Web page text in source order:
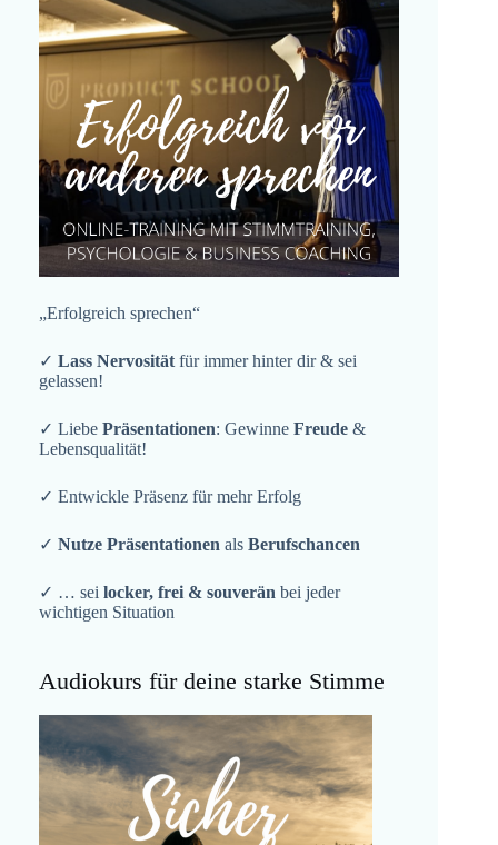
„Erfolgreich sprechen“
✓ Lass Nervosität für immer hinter dir & sei
gelassen!
✓ Liebe Präsentationen: Gewinne Freude &
Lebensqualität!
✓ Entwickle Präsenz für mehr Erfolg
✓ Nutze Präsentationen als Berufschancen
✓ … sei locker, frei & souverän bei jeder
wichtigen Situation
Audiokurs für deine starke Stimme